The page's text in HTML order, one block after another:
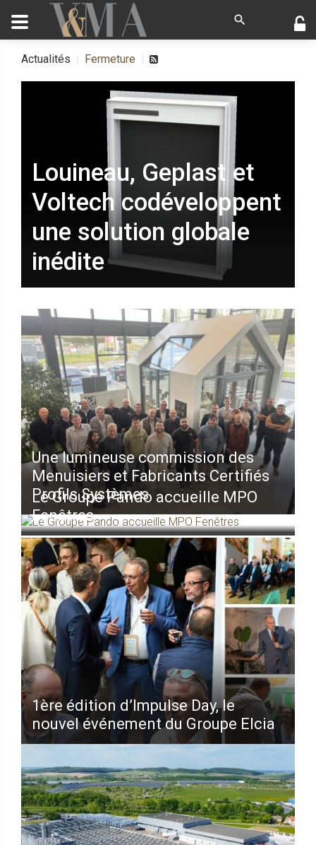
Actualités Fermeture
Louineau, Geplast et
Voltech codéveloppent
une solution globale
inédite
Une lumineuse commission des
Menuisiers et Fabricants Certifiés
Profils Systèmes
Le Groupe Pando accueille MPO
Fenêtres
1ère édition d’Impulse Day, le
nouvel événement du Groupe Elcia